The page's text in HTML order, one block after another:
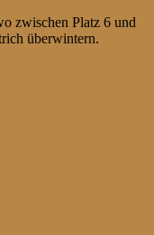
zwischen Platz 6 und
überwintern.